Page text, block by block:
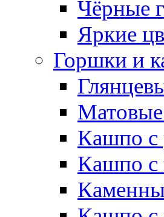
Чёрные
Яркие
Горшки и
Кашпо с
Кашпо с